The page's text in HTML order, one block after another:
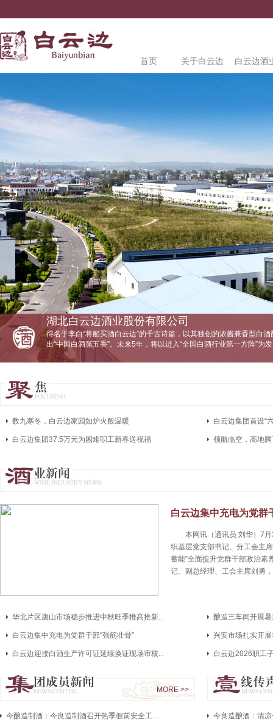
首页 关于白云边 白云边酒
湖北白云边酒业股份有限公司
得名于李白“将船买酒白云边”的千古诗篇，以其独创的浓酱兼香型白
出“中国白酒第五香”。未来5年，将以进入“全国白酒行业第一方阵”为
数九寒冬，白云边家园如炉火般温暖 白云边集团首设“
白云边集团37.5万元为困难职工新春送祝福 领航临空，高地
MORE >>
今酿造制酒：今良造制酒召开热季假前安全工... 今良造酿酒：清